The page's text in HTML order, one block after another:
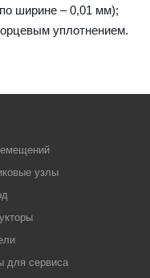
ширине – 0,01 мм);
уплотнением.
узлы
для сервиса